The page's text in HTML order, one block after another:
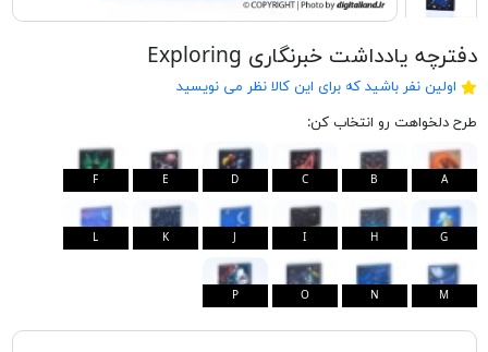
دفترچه یادداشت خبرنگاری Exploring
اولین نفر باشید که برای این کالا نظر می نویسید
طرح دلخواهت رو انتخاب کن:
A
B
C
D
E
F
G
H
I
J
K
L
M
N
O
P